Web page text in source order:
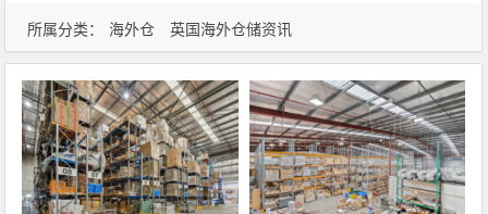
所属分类： 海外仓 英国海外仓储资讯